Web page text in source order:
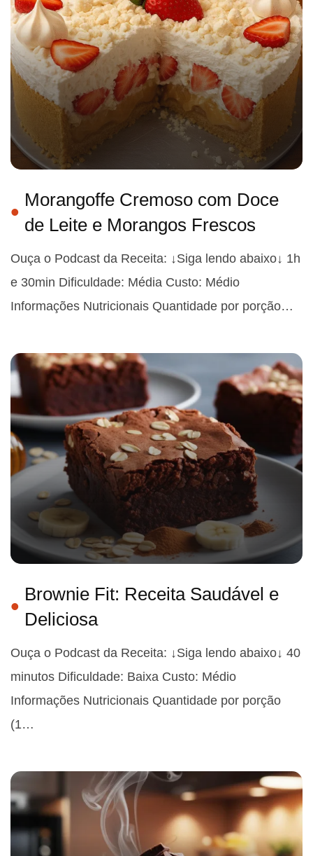
Morangoffe Cremoso com Doce
de Leite e Morangos Frescos
Ouça o Podcast da Receita: ↓Siga lendo abaixo↓ 1h
e 30min Dificuldade: Média Custo: Médio
Informações Nutricionais Quantidade por porção…
Brownie Fit: Receita Saudável e
Deliciosa
Ouça o Podcast da Receita: ↓Siga lendo abaixo↓ 40
minutos Dificuldade: Baixa Custo: Médio
Informações Nutricionais Quantidade por porção
(1…